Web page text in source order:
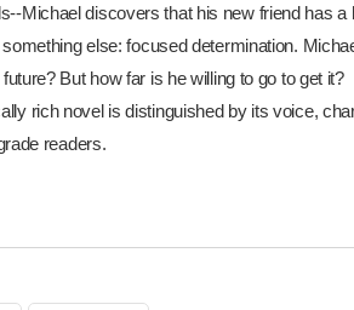
Michael discovers that his new friend has a
else: focused determination.
But how far is he willing to go to get it?
rich novel is distinguished by its voice,
readers.